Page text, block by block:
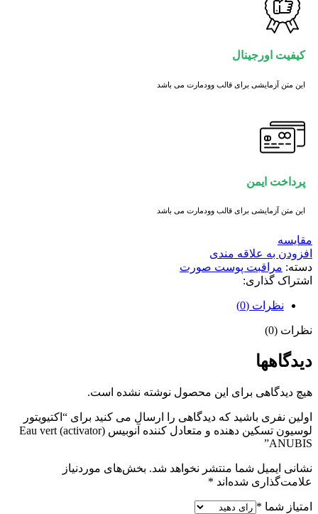
کیفیت اورجینال
این متن آزمایشی برای قالب وودمارت می باشد
پرداخت ایمن
این متن آزمایشی برای قالب وودمارت می باشد
مقايسه
افزودن به علاقه مندی
دسته: مراقبت پوست صورت
اشتراک گذاری:
نظرات (0)
نظرات (0)
دیدگاهها
هیچ دیدگاهی برای این محصول نوشته نشده است.
اولین نفری باشید که دیدگاهی را ارسال می کنید برای “اکتیویتور
لوسیون تسکین دهنده و متعادل کننده آنوبیس Eau vert (activator)
ANUBIS”
نشانی ایمیل شما منتشر نخواهد شد. بخش‌های موردنیاز
علامت‌گذاری شده‌اند *
امتیاز شما *